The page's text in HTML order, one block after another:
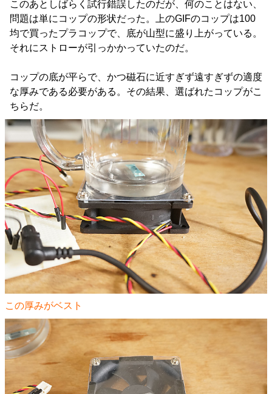
このあとしばらく試行錯誤したのだが、何のことはない、
問題は単にコップの形状だった。上のGIFのコップは100
均で買ったプラコップで、底が山型に盛り上がっている。
それにストローが引っかかっていたのだ。
コップの底が平らで、かつ磁石に近すぎず遠すぎずの適度
な厚みである必要がある。その結果、選ばれたコップがこ
ちらだ。
この厚みがベスト